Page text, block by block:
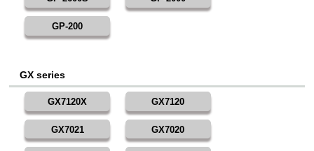
GP-200
GX series
GX7120X GX7120
GX7021 GX7020